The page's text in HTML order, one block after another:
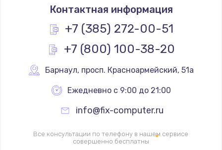
1520 руб.
Заказать
Настройка BIOS
Ремонт подсветки
1195 руб.
Заказать
Контактная информация
+7 (385) 272-00-51
+7 (800) 100-38-20
Барнаул, просп. Красноармейский, 51а
Ежедневно с 9:00 до 21:00
info@fix-computer.ru
Все консультации по телефону в нашем сервисе
совершенно бесплатны